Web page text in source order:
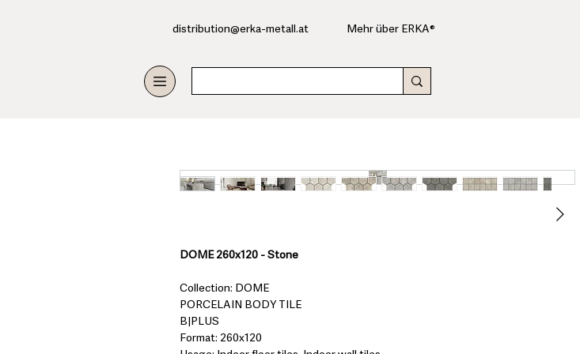
​distribution@erka-metall.at Mehr über ERKA®
DOME 260x120 - Stone
Collection: DOME
PORCELAIN BODY TILE
B|PLUS
Format: 260x120